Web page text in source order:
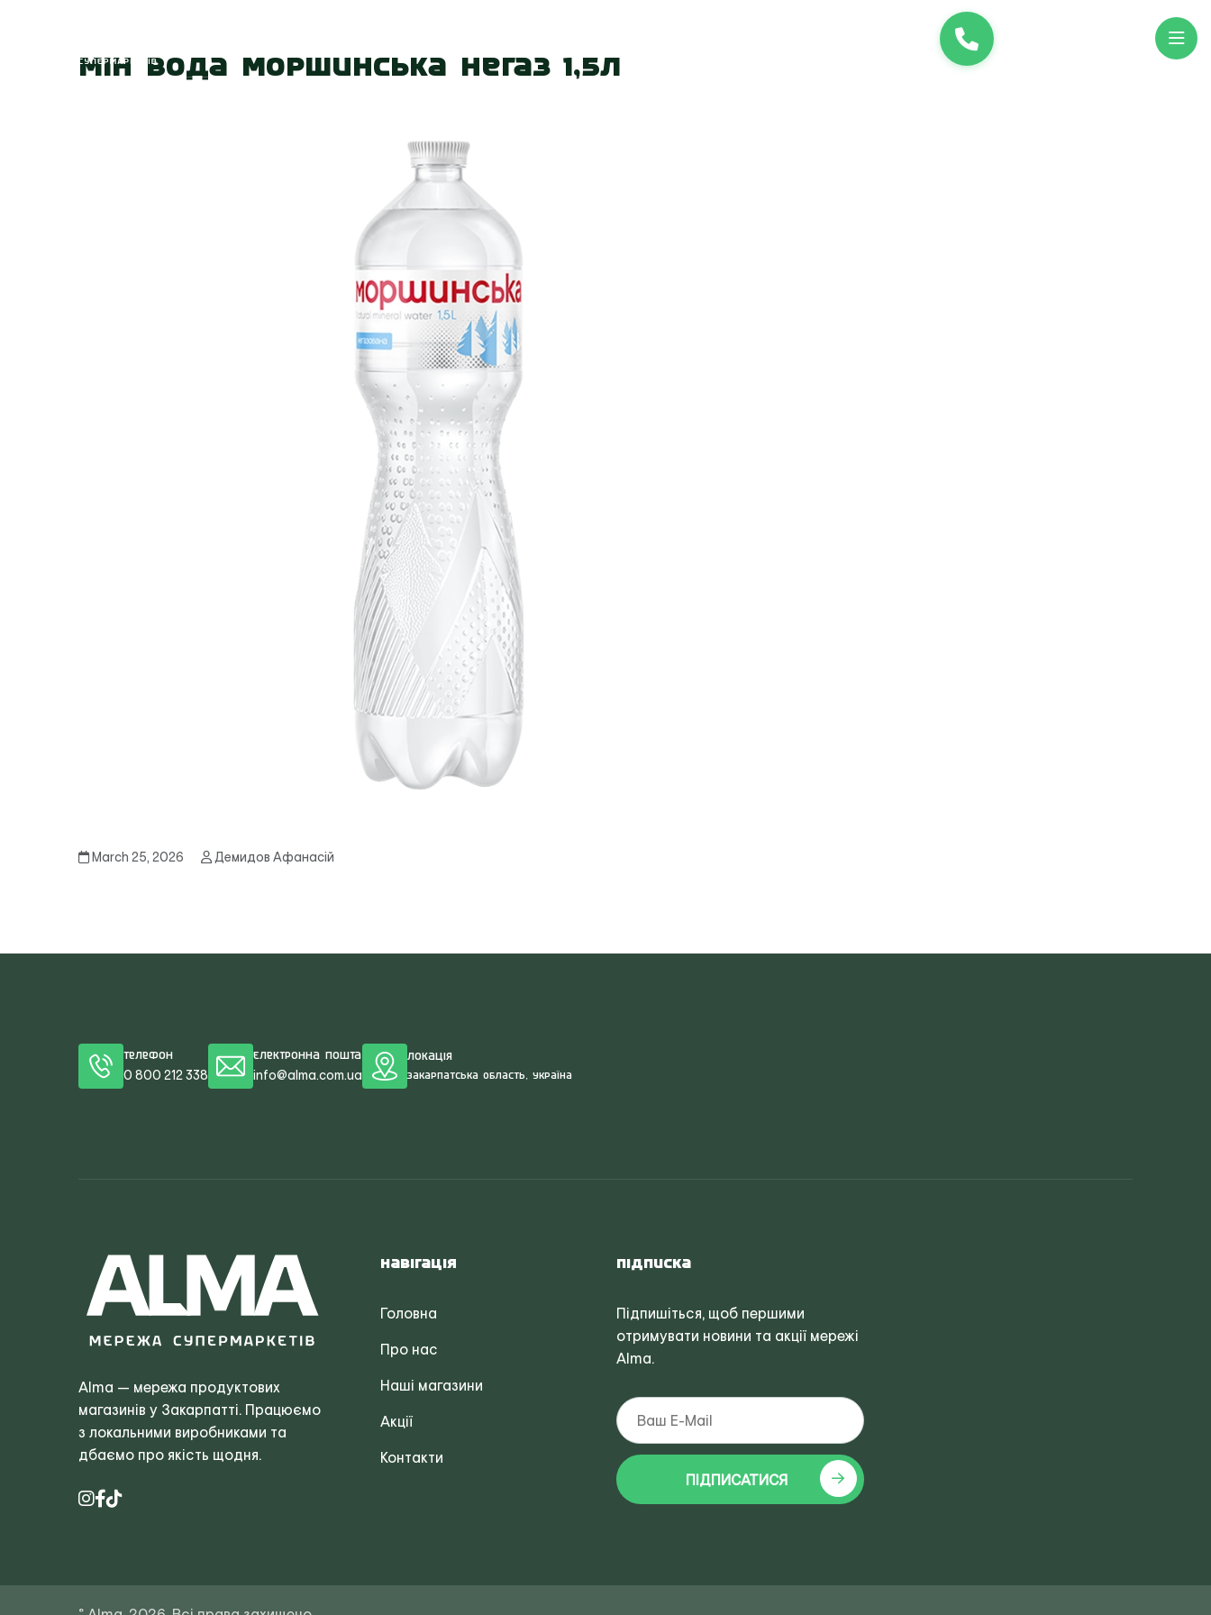
Мін вода Моршинська негаз 1,5л
March 25, 2026 Демидов Афанасій
Телефон
0 800 212 338
Електронна пошта
info@alma.com.ua
Локація
Закарпатська область, Україна
Alma — мережа продуктових
магазинів у Закарпатті. Працюємо
з локальними виробниками та
дбаємо про якість щодня.
Навігація
Головна
Про нас
Наші магазини
Акції
Контакти
Підписка
Підпишіться, щоб першими
отримувати новини та акції мережі
Alma.
ПІДПИСАТИСЯ